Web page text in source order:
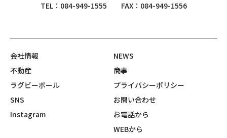
TEL：084-949-1555
FAX：084-949-1556
会社情報
NEWS
不動産
商事
ラグビーポール
SNS
Instagram
お問い合わせ
お電話から
WEBから
プライバシーポリシー